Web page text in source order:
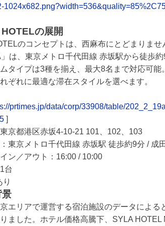
の展開
のコンセプトは、西麻布にとどまりま
は、東京メトロ千代田線 赤坂駅から徒歩
タイプは3種を揃え、最大8名まで対応可
ぞれに最適な滞在スタイルを選べます。
prtimes.jp/data/corp/33908/table/
]
京都港区赤坂4-10-21 101、102、103
東京メトロ千代田線 赤坂駅 徒歩約9分 / 成
ン／アウト：16:00 / 10:00
台
景
エリアで運営する宿泊施設のデータによ
ました。ホテル価格高騰下、SYLA